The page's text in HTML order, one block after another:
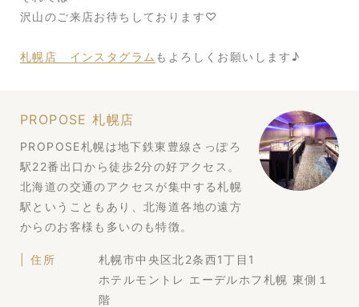
沢山のご来店お待ちしております♡
札幌店 インスタグラム もよろしくお願いします♪
PROPOSE 札幌店
PROPOSE札幌は地下鉄東豊線さっぽろ
駅22番出口から徒歩2分の好アクセス。
北海道の交通のアクセスが集中する札幌
駅ということもあり、北海道各地の遠方
からのお客様も多いのも特徴。
住所
札幌市中央区北2条西1丁目1
ホテルモントレ エーデルホフ札幌 東側１
階